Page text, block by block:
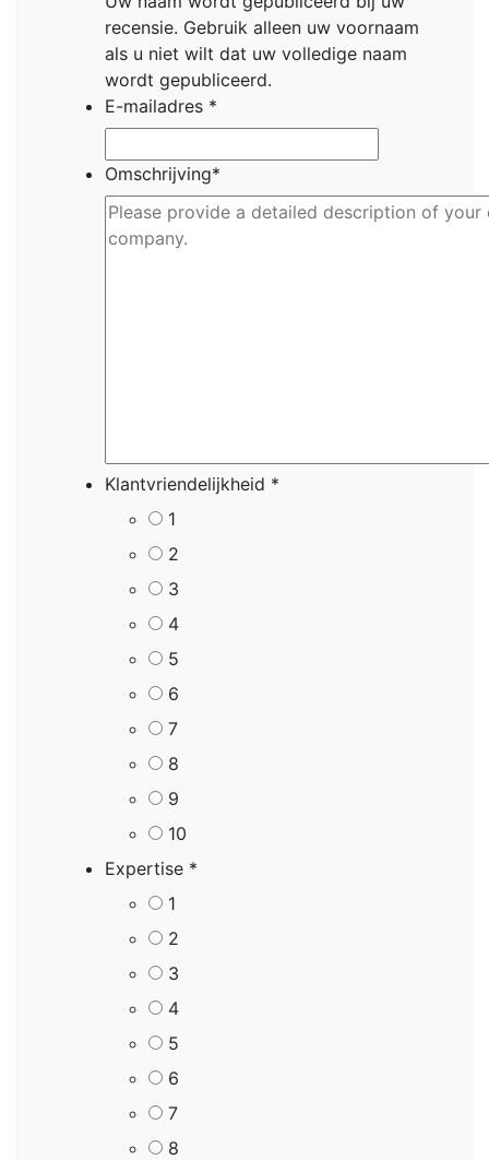
recensie. Gebruik alleen uw voornaam
als u niet wilt dat uw volledige naam
wordt gepubliceerd.
E-mailadres *
Omschrijving*
Klantvriendelijkheid *
1
2
3
4
5
6
7
8
9
10
Expertise *
1
2
3
4
5
6
7
8